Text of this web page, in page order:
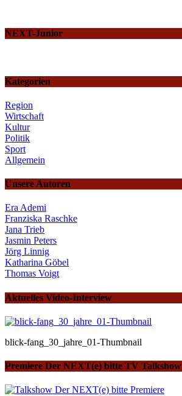
NEXT-Junior
Kategorien
Region
Wirtschaft
Kultur
Politik
Sport
Allgemein
Unsere Autoren
Era Ademi
Franziska Raschke
Jana Trieb
Jasmin Peters
Jörg Linnig
Katharina Göbel
Thomas Voigt
Aktuelles Video-Interview
blick-fang_30_jahre_01-Thumbnail
Premiere Der NEXT(e) bitte TV Talkshow